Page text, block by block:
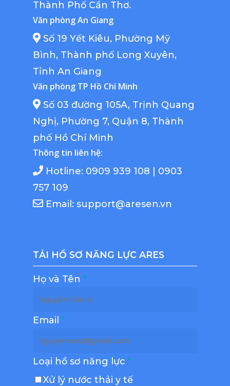
Thành Phố Cần Thơ.
Văn phòng An Giang
Số 19 Yết Kiêu, Phường Mỹ
Bình, Thành phố Long Xuyên,
Tỉnh An Giang
Văn phòng TP Hồ Chí Minh
Số 03 đường 105A, Trịnh Quang
Nghị, Phường 7, Quận 8, Thành
phố Hồ Chí Minh
Thông tin liên hệ:
Hotline: 0909 939 108 | 0903
757 109
Email: support@aresen.vn
TẢI HỒ SƠ NĂNG LỰC ARES
Họ và Tên *
Email *
Loại hồ sơ năng lực *
Xử lý nước thải y tế